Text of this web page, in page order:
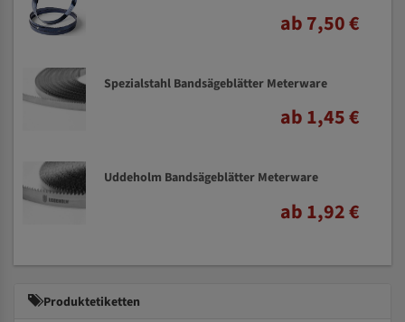
ab 7,50 €
Spezialstahl Bandsägeblätter Meterware
ab 1,45 €
Uddeholm Bandsägeblätter Meterware
ab 1,92 €
Produktetiketten